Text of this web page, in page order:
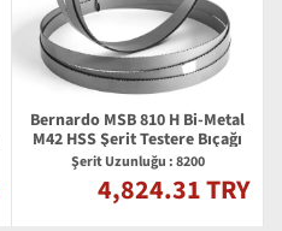
Bernardo MSB 810 H Bi-Metal
M42 HSS Şerit Testere Bıçağı
Şerit Uzunluğu : 8200
4,824.31 TRY